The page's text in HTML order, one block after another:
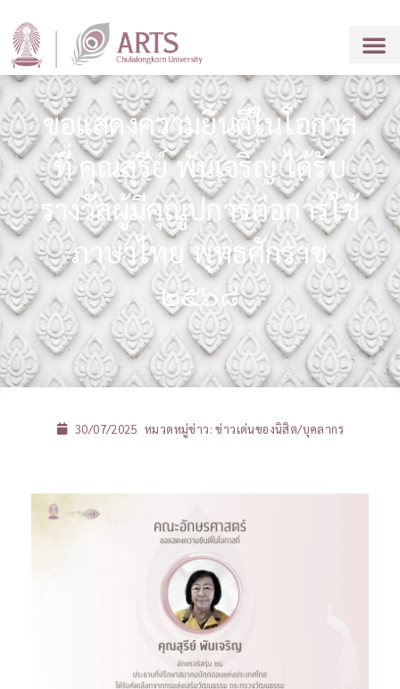
ขอแสดงความยินดีในโอกาส
ที่ คุณสุรีย์ พันเจริญ ได้รับ
รางวัลผู้มีคุณูปการต่อการใช้
ภาษาไทย พุทธศักราช
๒๕๖๘
30/07/2025 หมวดหมู่ข่าว:ข่าวเด่นของนิสิต/บุคลากร